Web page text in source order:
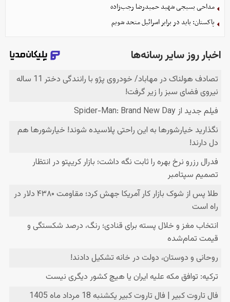
مداحی بسیجی شهید حمیدرضا رجب‌زاده
پاکستان: باید در برابر اسرائیل متحد شویم